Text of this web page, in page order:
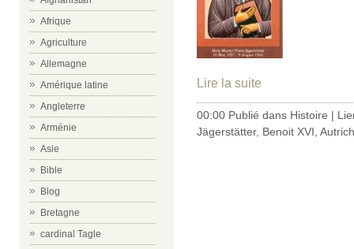
Afrique
Agriculture
Allemagne
Amérique latine
Angleterre
Arménie
Asie
Bible
Blog
Bretagne
cardinal Tagle
Lire la suite
00:00 Publié dans Histoire |
Jägerstätter, Benoit XVI